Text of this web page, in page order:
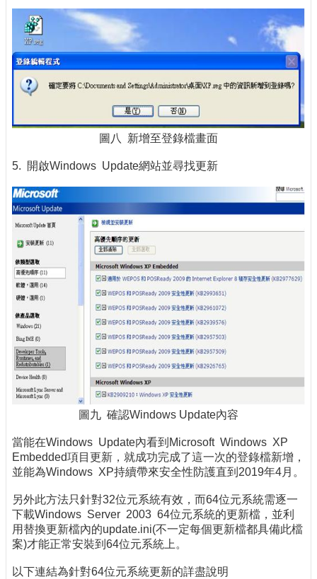
圖八 新增至登錄檔畫面
5. 開啟Windows Update網站並尋找更新
圖九 確認Windows Update內容
當能在Windows Update內看到Microsoft Windows XP
Embedded項目更新，就成功完成了這一次的登錄檔新增，
並能為Windows XP持續帶來安全性防護直到2019年4月。
另外此方法只針對32位元系統有效，而64位元系統需逐一
下載Windows Server 2003 64位元系統的更新檔，並利
用替換更新檔內的update.ini(不一定每個更新檔都具備此檔
案)才能正常安裝到64位元系統上。
以下連結為針對64位元系統更新的詳盡說明